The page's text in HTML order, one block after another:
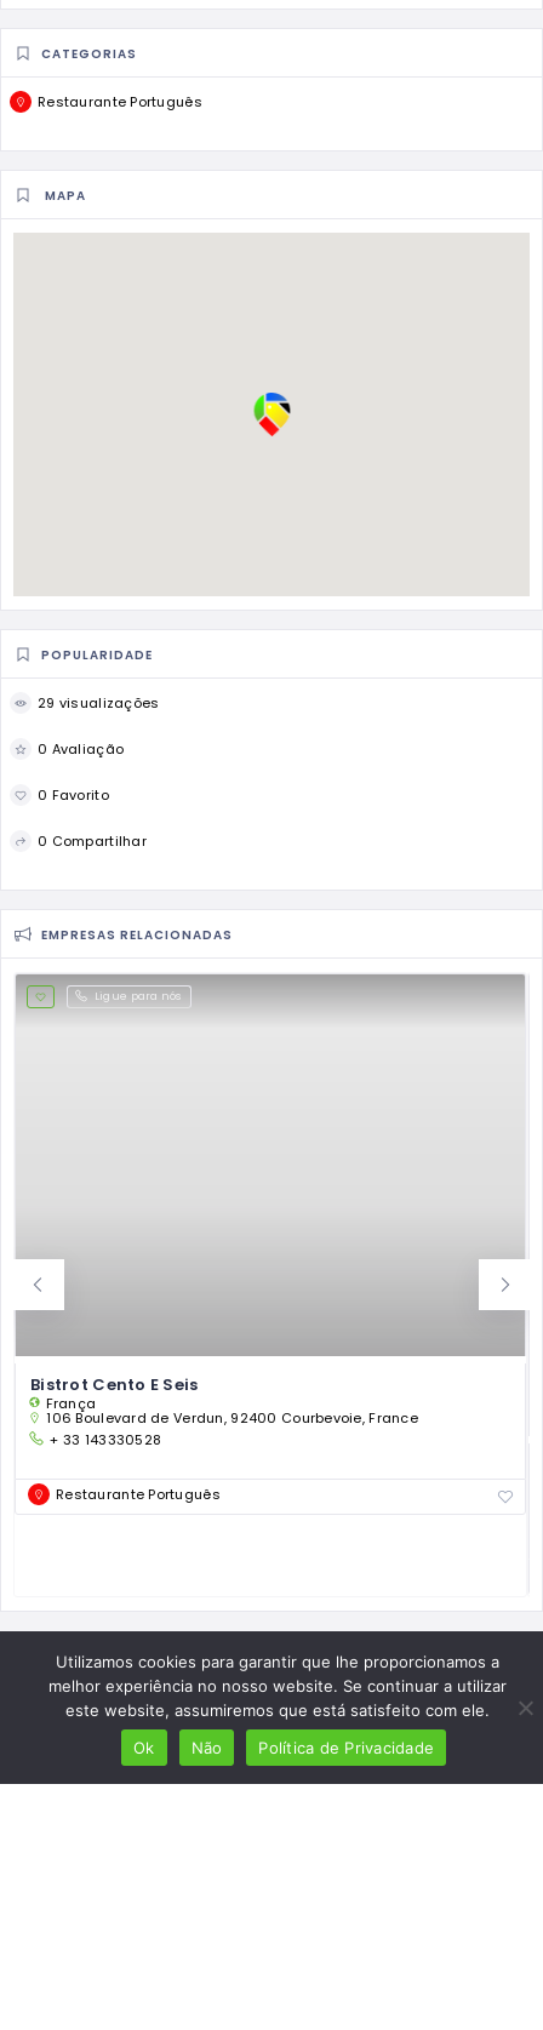
CATEGORIAS
Restaurante Português
MAPA
POPULARIDADE
29 visualizações
0 Avaliação
0 Favorito
0 Compartilhar
EMPRESAS RELACIONADAS
Ligue para nós
Bistrot Cento E Seis
França
106 Boulevard de Verdun, 92400 Courbevoie, France
+ 33 143330528
Restaurante Português
Utilizamos cookies para garantir que lhe proporcionamos a
melhor experiência no nosso website. Se continuar a utilizar
este website, assumiremos que está satisfeito com ele.
Ok
Não Política de Privacidade